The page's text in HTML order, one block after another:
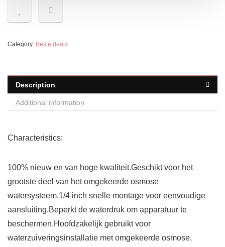
Category: Beste deals
Description
Additional information
Characteristics:
100% nieuw en van hoge kwaliteit.Geschikt voor het
grootste deel van het omgekeerde osmose
watersysteem.1/4 inch snelle montage voor eenvoudige
aansluiting.Beperkt de waterdruk om apparatuur te
beschermen.Hoofdzakelijk gebruikt voor
waterzuiveringsinstallatie met omgekeerde osmose,